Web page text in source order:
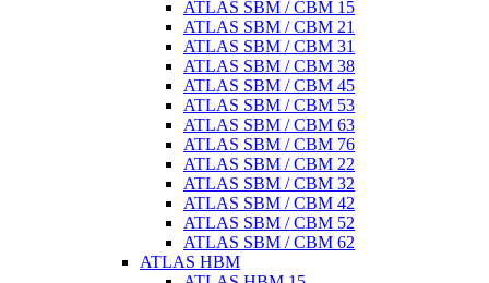
ATLAS SBM / CBM 15
ATLAS SBM / CBM 21
ATLAS SBM / CBM 31
ATLAS SBM / CBM 38
ATLAS SBM / CBM 45
ATLAS SBM / CBM 53
ATLAS SBM / CBM 63
ATLAS SBM / CBM 76
ATLAS SBM / CBM 22
ATLAS SBM / CBM 32
ATLAS SBM / CBM 42
ATLAS SBM / CBM 52
ATLAS SBM / CBM 62
ATLAS HBM